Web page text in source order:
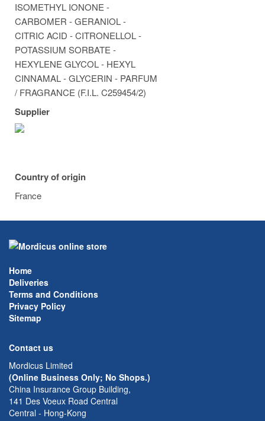
ISOMETHYL IONONE -
CARBOMER - GERANIOL -
CITRIC ACID - CITRONELLOL -
POTASSIUM SORBATE -
HEXYLENE GLYCOL - HEXYL
CINNAMAL - GLYCERIN - PARFUM
/ FRAGRANCE (F.I.L. C259454/2)
Supplier
Country of origin
France
Home
Deliveries
Terms and Conditions
Privacy Policy
Sitemap
Contact us
Mordicus Limited
(Online Business Only; No Shops.)
China Insurance Group Building,
141 Des Voeux Road Central
Central - Hong-Kong